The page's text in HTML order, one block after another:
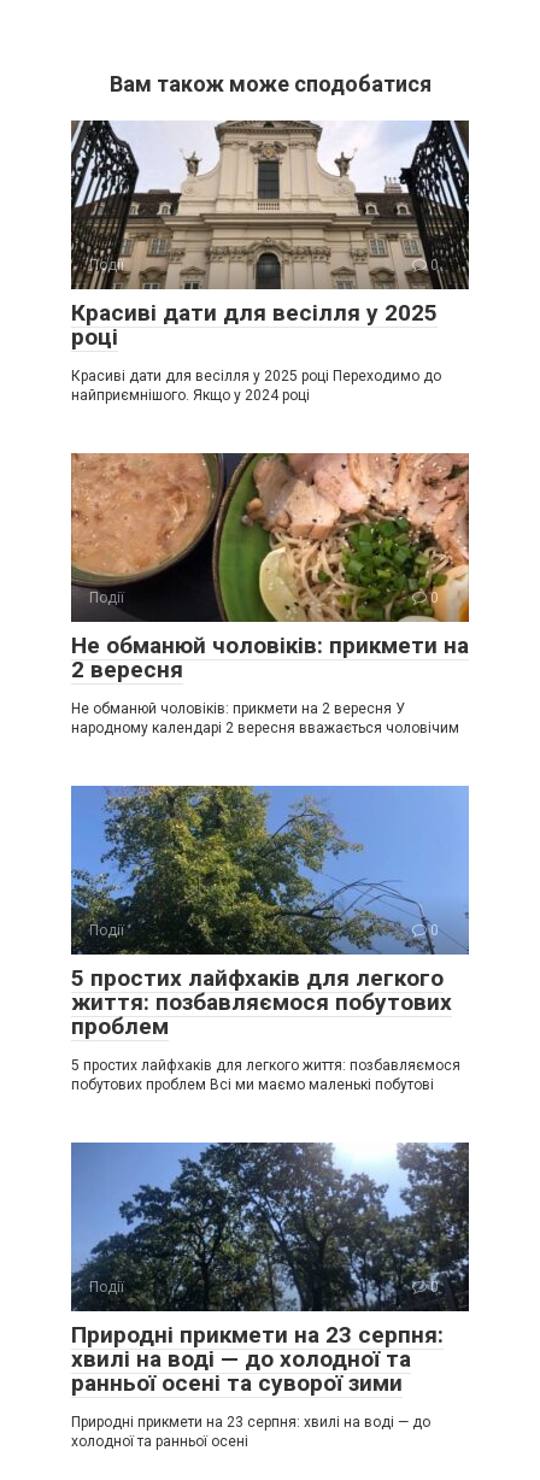
Вам також може сподобатися
Події 0
Красиві дати для весілля у 2025
році
Красиві дати для весілля у 2025 році Переходимо до
найприємнішого. Якщо у 2024 році
Події 0
Не обманюй чоловіків: прикмети на
2 вересня
Не обманюй чоловіків: прикмети на 2 вересня У
народному календарі 2 вересня вважається чоловічим
Події 0
5 простих лайфхаків для легкого
життя: позбавляємося побутових
проблем
5 простих лайфхаків для легкого життя: позбавляємося
побутових проблем Всі ми маємо маленькі побутові
Події 0
Природні прикмети на 23 серпня:
хвилі на воді — до холодної та
ранньої осені та суворої зими
Природні прикмети на 23 серпня: хвилі на воді — до
холодної та ранньої осені